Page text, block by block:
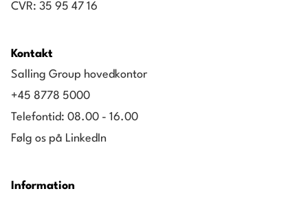
CVR: 35 95 47 16
Kontakt
Salling Group hovedkontor
+45 8778 5000
Telefontid: 08.00 - 16.00
Følg os på LinkedIn
Information